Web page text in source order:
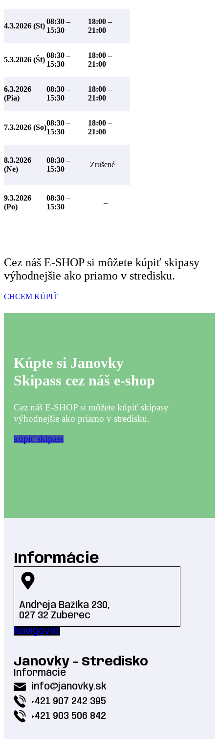
4.3.2026 (St)
08:30 –
15:30
18:00 –
21:00
5.3.2026 (Št)
08:30 –
15:30
18:00 –
21:00
6.3.2026
(Pia)
08:30 –
15:30
18:00 –
21:00
7.3.2026 (So)
08:30 –
15:30
18:00 –
21:00
8.3.2026
(Ne)
08:30 –
15:30
Zrušené
9.3.2026
(Po)
08:30 –
15:30
–
Cez náš E-SHOP si môžete kúpiť skipasy
výhodnejšie ako priamo v stredisku.
CHCEM KÚPIŤ
Kúpte si Janovky
Skipass cez náš e-shop
Cez náš E-SHOP si môžete kúpiť skipasy
výhodnejšie ako priamo v stredisku.
kúpiť skipass
Informácie
Andreja Bažíka 230,
027 32 Zuberec
Navigovať
Janovky - Stredisko
Informácie
info@janovky.sk
+421 907 242 395
+421 903 506 842